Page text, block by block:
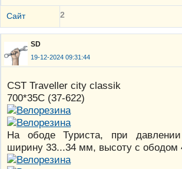
Сайт 2
SD
19-12-2024 09:31:44
CST Traveller city classik
700*35C (37-622)
На ободе Туриста, при
ширину 33...34 мм, высоту с ободом